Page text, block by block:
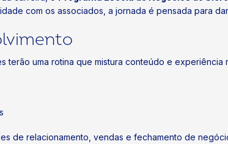
com os associados, a jornada é pensada para
terão uma rotina que mistura conteúdo e experiência
de relacionamento, vendas e fechamento de